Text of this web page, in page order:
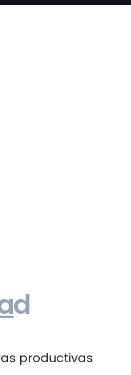
d
productivas